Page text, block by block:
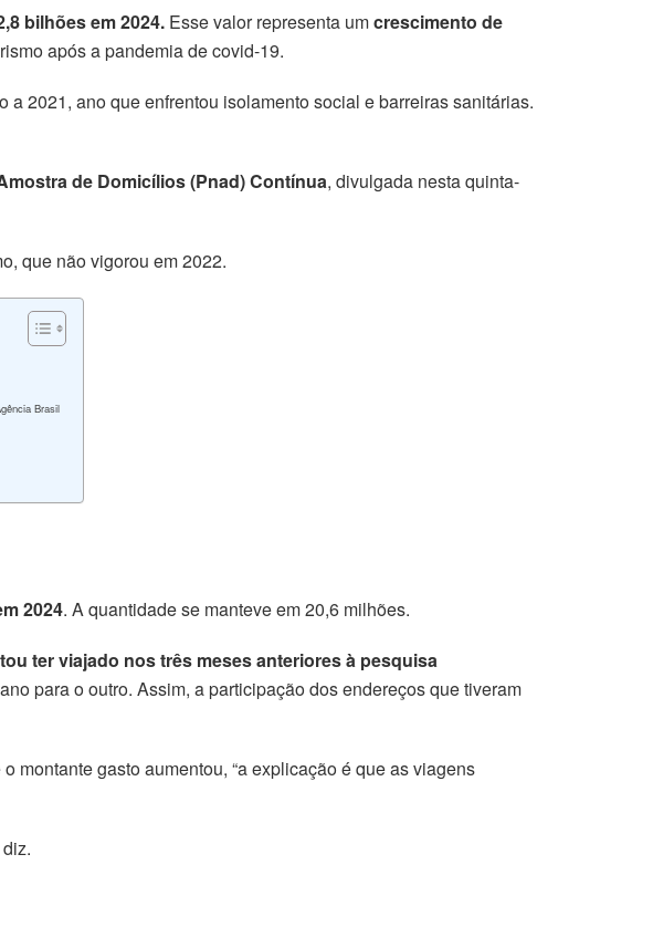
bilhões em 2024. Esse valor representa umcrescimento de
após a pandemia de covid-19.
2021, ano que enfrentou isolamento social e barreiras sanitárias.
de Domicílios (Pnad) Contínua, divulgada nesta quinta-
que não vigorou em 2022.
Brasil
2024. A quantidade se manteve em 20,6 milhões.
ter viajado nos três meses anteriores à pesquisa
para o outro. Assim, a participação dos endereços que tiveram
montante gasto aumentou, “a explicação é que as viagens